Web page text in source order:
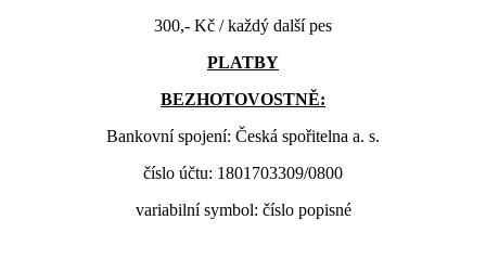
300,- Kč / každý další pes
PLATBY
BEZHOTOVOSTNĚ:
Bankovní spojení: Česká spořitelna a. s.
číslo účtu: 1801703309/0800
variabilní symbol: číslo popisné